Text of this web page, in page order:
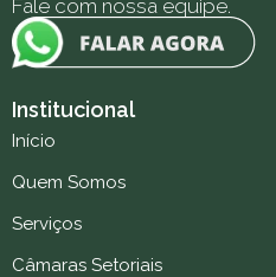
Fale com nossa equipe.
Institucional
Início
Quem Somos
Serviços
Câmaras Setoriais